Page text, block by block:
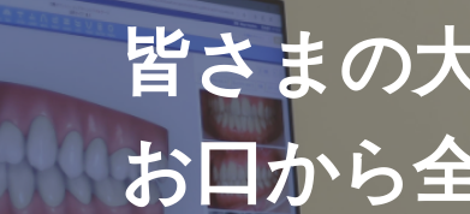
皆さまの
お口から